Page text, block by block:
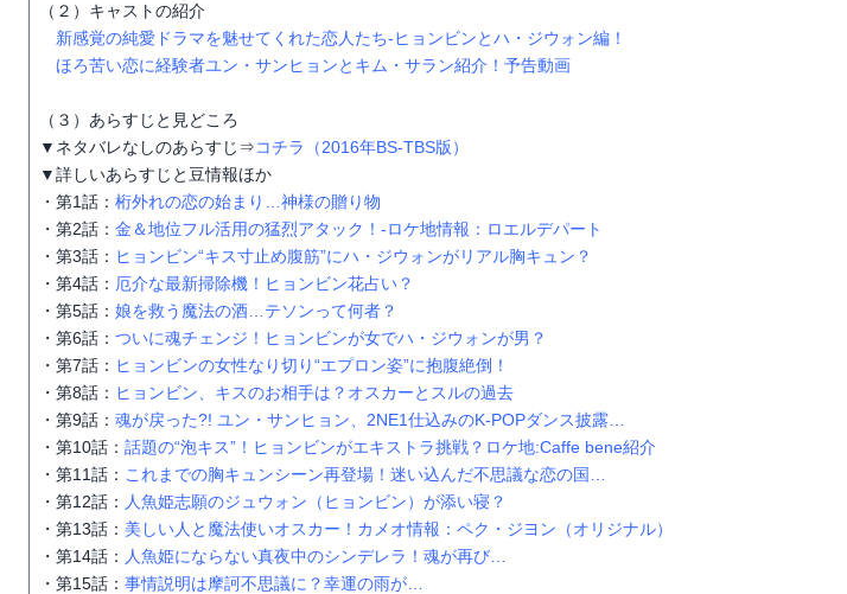
（２）キャストの紹介
新感覚の純愛ドラマを魅せてくれた恋人たち-ヒョンビンとハ・ジウォン編！
ほろ苦い恋に経験者ユン・サンヒョンとキム・サラン紹介！予告動画
（３）あらすじと見どころ
▼ネタバレなしのあらすじ⇒コチラ（2016年BS-TBS版）
▼詳しいあらすじと豆情報ほか
・第1話： 桁外れの恋の始まり…神様の贈り物
・第2話： 金＆地位フル活用の猛烈アタック！-ロケ地情報：ロエルデパート
・第3話： ヒョンビン“キス寸止め腹筋”にハ・ジウォンがリアル胸キュン？
・第4話： 厄介な最新掃除機！ヒョンビン花占い？
・第5話： 娘を救う魔法の酒…テソンって何者？
・第6話： ついに魂チェンジ！ヒョンビンが女でハ・ジウォンが男？
・第7話： ヒョンビンの女性なり切り“エプロン姿”に抱腹絶倒！
・第8話： ヒョンビン、キスのお相手は？オスカーとスルの過去
・第9話： 魂が戻った?! ユン・サンヒョン、2NE1仕込みのK-POPダンス披露…
・第10話： 話題の“泡キス”！ヒョンビンがエキストラ挑戦？ロケ地:Caffe bene紹介
・第11話： これまでの胸キュンシーン再登場！迷い込んだ不思議な恋の国…
・第12話： 人魚姫志願のジュウォン（ヒョンビン）が添い寝？
・第13話： 美しい人と魔法使いオスカー！カメオ情報：ペク・ジヨン（オリジナル）
・第14話： 人魚姫にならない真夜中のシンデレラ！魂が再び…
・第15話： 事情説明は摩訶不思議に？幸運の雨が…